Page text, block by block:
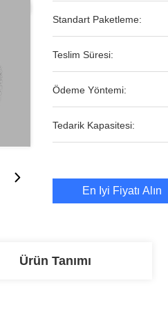
Standart Paketleme:
Teslim Süresi:
Ödeme Yöntemi:
Tedarik Kapasitesi:
En İyi Fiyatı Alın
Ürün Tanımı